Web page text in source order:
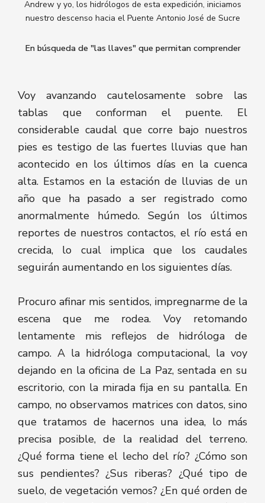
Andrew y yo, los hidrólogos de esta expedición, iniciamos
nuestro descenso hacia el Puente Antonio José de Sucre
En búsqueda de "las llaves" que permitan comprender
Voy avanzando cautelosamente sobre las
tablas que conforman el puente. El
considerable caudal que corre bajo nuestros
pies es testigo de las fuertes lluvias que han
acontecido en los últimos días en la cuenca
alta. Estamos en la estación de lluvias de un
año que ha pasado a ser registrado como
anormalmente húmedo. Según los últimos
reportes de nuestros contactos, el río está en
crecida, lo cual implica que los caudales
seguirán aumentando en los siguientes días.
Procuro afinar mis sentidos, impregnarme de la
escena que me rodea. Voy retomando
lentamente mis reflejos de hidróloga de
campo. A la hidróloga computacional, la voy
dejando en la oficina de La Paz, sentada en su
escritorio, con la mirada fija en su pantalla. En
campo, no observamos matrices con datos, sino
que tratamos de hacernos una idea, lo más
precisa posible, de la realidad del terreno.
¿Qué forma tiene el lecho del río? ¿Cómo son
sus pendientes? ¿Sus riberas? ¿Qué tipo de
suelo, de vegetación vemos? ¿En qué orden de